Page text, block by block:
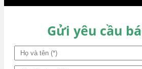
Gửi yêu cầu